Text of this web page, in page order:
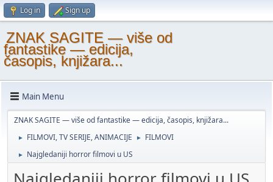
Log in Sign up
ZNAK SAGITE — više od
fantastike — edicija,
časopis, knjižara...
Main Menu
ZNAK SAGITE — više od fantastike — edicija, časopis, knjižara...
► FILMOVI, TV SERIJE, ANIMACIJE ► FILMOVI
► Najgledaniji horror filmovi u US